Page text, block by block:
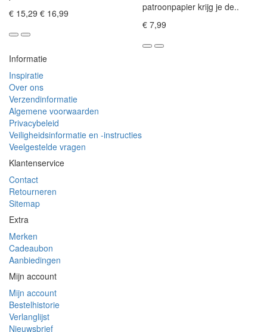
€ 15,29 € 16,99
patroonpapier krijg je de..
€ 7,99
Informatie
Inspiratie
Over ons
Verzendinformatie
Algemene voorwaarden
Privacybeleid
Veiligheidsinformatie en -instructies
Veelgestelde vragen
Klantenservice
Contact
Retourneren
Sitemap
Extra
Merken
Cadeaubon
Aanbiedingen
Mijn account
Mijn account
Bestelhistorie
Verlanglijst
Nieuwsbrief